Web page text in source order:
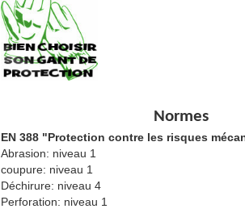
Normes
EN 388 "Protection contre les risques
Abrasion: niveau 1
coupure: niveau 1
Déchirure: niveau 4
Perforation: niveau 1